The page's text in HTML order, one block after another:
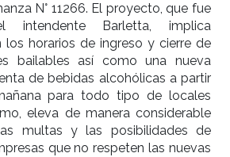
N° 11266. El proyecto, que fue
intendente Barletta, implica
los horarios de ingreso y cierre de
bailables así como una nueva
de bebidas alcohólicas a partir
para todo tipo de locales
eleva de manera considerable
multas y las posibilidades de
que no respeten las nuevas